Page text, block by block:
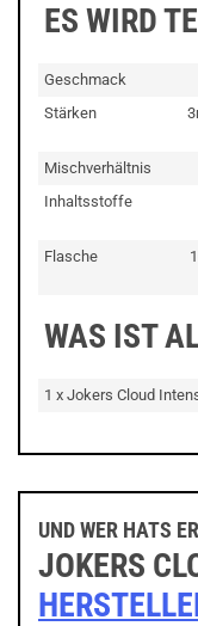
ES WIRD
Geschmack
Stärken
Mischverhältnis
Inhaltsstoffe
Flasche
WAS IST
1 x Jokers Cloud
UND WER HATS
JOKERS